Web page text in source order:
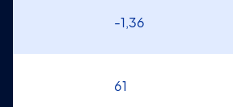
-1,36
61